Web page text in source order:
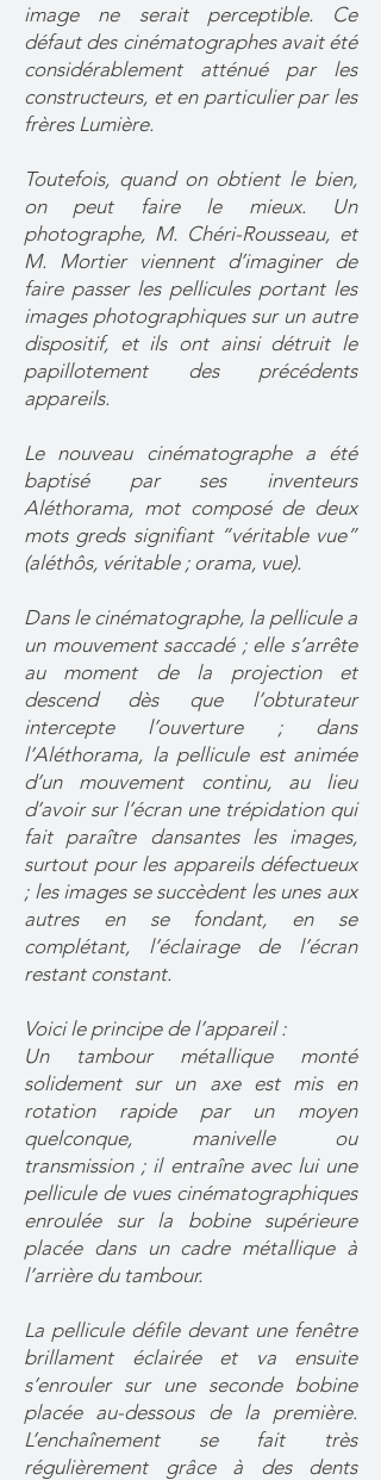
image ne serait perceptible. Ce
défaut des cinématographes avait été
considérablement atténué par les
constructeurs, et en particulier par les
frères Lumière.
Toutefois, quand on obtient le bien,
on peut faire le mieux. Un
photographe, M. Chéri-Rousseau, et
M. Mortier viennent d’imaginer de
faire passer les pellicules portant les
images photographiques sur un autre
dispositif, et ils ont ainsi détruit le
papillotement des précédents
appareils.
Le nouveau cinématographe a été
baptisé par ses inventeurs
Aléthorama, mot composé de deux
mots greds signifiant “véritable vue”
(aléthôs, véritable ; orama, vue).
Dans le cinématographe, la pellicule a
un mouvement saccadé ; elle s’arrête
au moment de la projection et
descend dès que l’obturateur
intercepte l’ouverture ; dans
l’Aléthorama, la pellicule est animée
d’un mouvement continu, au lieu
d’avoir sur l’écran une trépidation qui
fait paraître dansantes les images,
surtout pour les appareils défectueux
; les images se succèdent les unes aux
autres en se fondant, en se
complétant, l’éclairage de l’écran
restant constant.
Voici le principe de l’appareil :
Un tambour métallique monté
solidement sur un axe est mis en
rotation rapide par un moyen
quelconque, manivelle ou
transmission ; il entraîne avec lui une
pellicule de vues cinématographiques
enroulée sur la bobine supérieure
placée dans un cadre métallique à
l’arrière du tambour.
La pellicule défile devant une fenêtre
brillament éclairée et va ensuite
s’enrouler sur une seconde bobine
placée au-dessous de la première.
L’enchaînement se fait très
régulièrement grâce à des dents